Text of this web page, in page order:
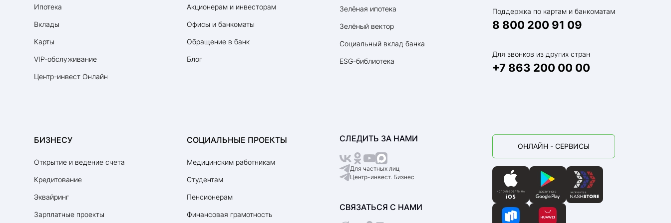
Зелёная ипотека
Ипотека для многодетной семьи
Сельская ипотека
Комбинированная ипотека
Ипотека для ИП
Ипотека для отличников
Ипотека для самозанятых
Ипотека для IT-специалистов с льготной господдержкой
Ипотека
Вклады
Карты
VIP-обслуживание
Центр-инвест Онлайн
БИЗНЕСУ
Открытие и ведение счета
Кредитование
Эквайринг
Зарплатные проекты
Акционерам и инвесторам
Офисы и банкоматы
Обращение в банк
Блог
СОЦИАЛЬНЫЕ ПРОЕКТЫ
Медицинским работникам
Студентам
Пенсионерам
Финансовая грамотность
Зелёная ипотека
Зелёный вектор
Социальный вклад банка
ESG-библиотека
СЛЕДИТЬ ЗА НАМИ
Для частных лиц
Центр-инвест. Бизнес
СВЯЗАТЬСЯ С НАМИ
Поддержка по картам и банкоматам
8 800 200 91 09
Для звонков из других стран
+7 863 200 00 00
ОНЛАЙН - СЕРВИСЫ